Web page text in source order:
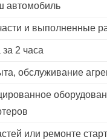
автомобиль
и выполненные
за 2 часа
обслуживание
или ремонте